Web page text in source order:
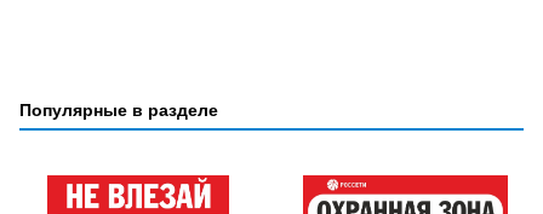
Популярные в разделе